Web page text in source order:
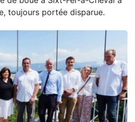
toujours portée disparue.